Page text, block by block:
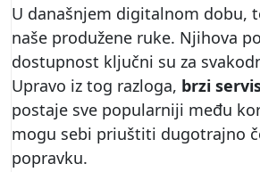
U današnjem digitalnom dobu,
naše produžene ruke. Njihova
dostupnost ključni su za
Upravo iz tog razloga, brzi
postaje sve popularniji među
mogu sebi priuštiti dugotrajno
popravku.